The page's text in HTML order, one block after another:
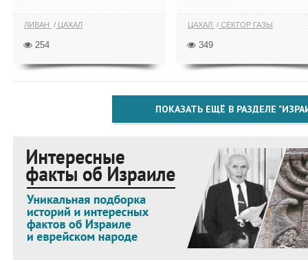
ЛИВАН ЦАХАЛ
254
ЦАХАЛ СЕКТОР ГАЗЫ
349
ПОКАЗАТЬ ЕЩЁ В РАЗДЕЛЕ